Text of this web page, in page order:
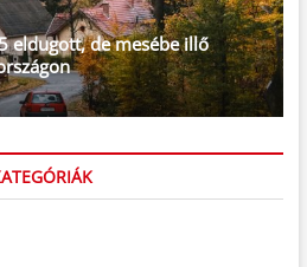
eldugott, de mesébe illő